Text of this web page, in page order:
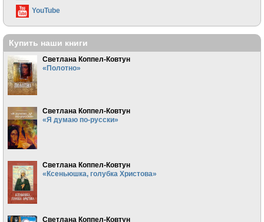
YouTube
Купить наши книги
Светлана Коппел-Ковтун
«Полотно»
Светлана Коппел-Ковтун
«Я думаю по-русски»
Светлана Коппел-Ковтун
«Ксеньюшка, голубка Христова»
Светлана Коппел-Ковтун